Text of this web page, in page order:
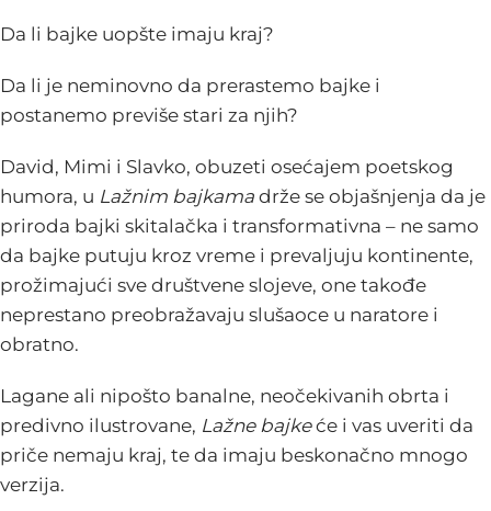
Da li bajke uopšte imaju kraj?
Da li je neminovno da prerastemo bajke i
postanemo previše stari za njih?
David, Mimi i Slavko, obuzeti osećajem poetskog
humora, u Lažnim bajkama drže se objašnjenja da je
priroda bajki skitalačka i transformativna – ne samo
da bajke putuju kroz vreme i prevaljuju kontinente,
prožimajući sve društvene slojeve, one takođe
neprestano preobražavaju slušaoce u naratore i
obratno.
Lagane ali nipošto banalne, neočekivanih obrta i
predivno ilustrovane, Lažne bajkeće i vas uveriti da
priče nemaju kraj, te da imaju beskonačno mnogo
verzija.